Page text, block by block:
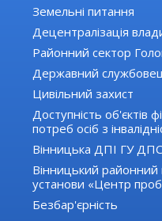
Земельні питання
Децентралізація
Районний сектор
Державний
Цивільний захист
Доступність об'єктів
потреб осіб з
Вінницька ДПІ ГУ ДПС
Вінницький районний
установи «Центр
Безбар'єрність